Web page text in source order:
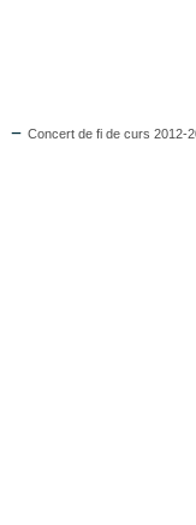
Concert de fi de curs 2012-